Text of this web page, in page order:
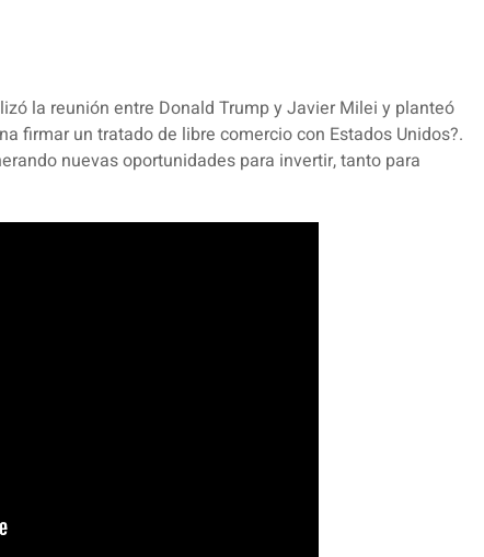
la reunión entre Donald Trump y Javier Milei y planteó
firmar un tratado de libre comercio con Estados Unidos?.
nuevas oportunidades para invertir, tanto para